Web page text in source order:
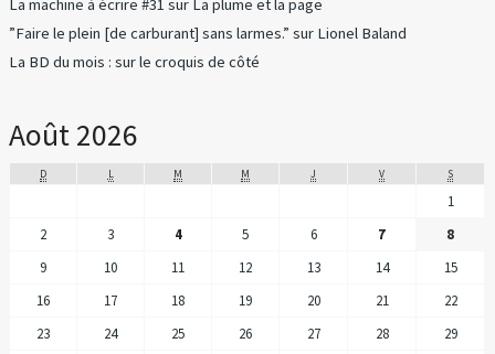
La machine à écrire #31 sur La plume et la page
”Faire le plein [de carburant] sans larmes.” sur Lionel Baland
La BD du mois : surle croquis de côté
Août 2026
D L M M J V S
1
2
3 4 5 6 7
8
9
10 11 12 13 14
15
16
17 18 19 20 21
22
23
24 25 26 27 28 29